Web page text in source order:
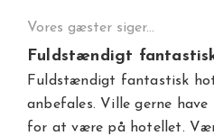
Vores gæster siger...
Fuldstændigt
Fuldstændigt fantastisk
anbefales. Ville gerne
for at være på hotellet.